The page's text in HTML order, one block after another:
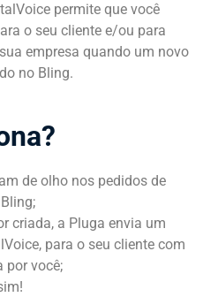
permite que você
o seu cliente e/ou para
empresa quando um novo
no Bling.
de olho nos pedidos de
criada, a Pluga envia um
para o seu cliente com
por você;